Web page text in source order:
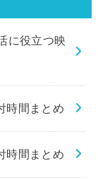
に役立つ映
時間まとめ
時間まとめ